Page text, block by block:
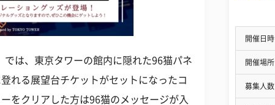
は、東京タワーの館内に隠れた96猫パネ
れる展望台チケットがセットになったコ
をクリアした方は96猫のメッセージが入
開催日時
開催場所
募集人数